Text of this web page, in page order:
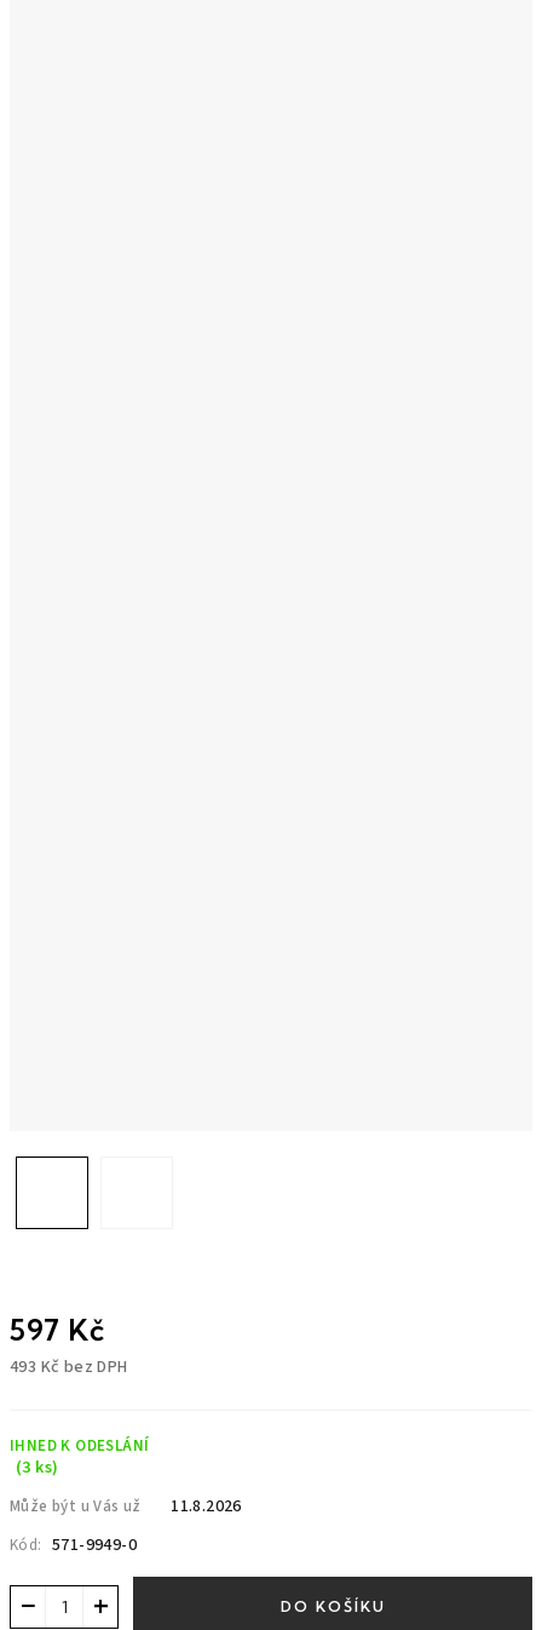
597 Kč
493 Kč bez DPH
IHNED K ODESLÁNÍ
(3 ks)
Může být u Vás už 11.8.2026
Kód: 571-9949-0
+
− DO KOŠÍKU